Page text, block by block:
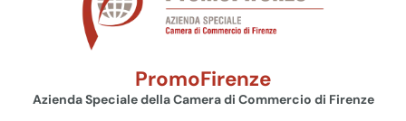
PromoFirenze
Azienda Speciale della Camera di Commercio di Firenze